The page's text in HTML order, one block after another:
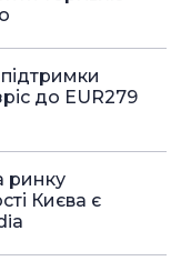
до EUR279
ринку
Києва є